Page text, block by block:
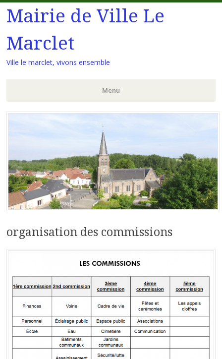
Mairie de Ville Le
Marclet
Ville le marclet, vivons ensemble
Menu
Aller
organisation des commissions